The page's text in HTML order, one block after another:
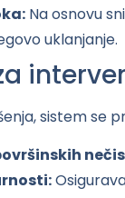
Na osnovu
uklanjanje.
sistem se